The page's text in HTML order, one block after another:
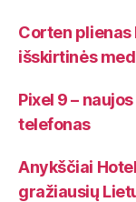
Corten plienas
išskirtinės
Pixel 9 –
telefonas
Anykščiai
gražiausių